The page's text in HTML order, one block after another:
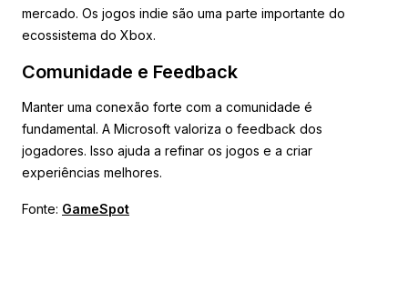
mercado. Os jogos indie são uma parte importante do
ecossistema do Xbox.
Comunidade e Feedback
Manter uma conexão forte com a comunidade é
fundamental. A Microsoft valoriza o feedback dos
jogadores. Isso ajuda a refinar os jogos e a criar
experiências melhores.
Fonte: GameSpot